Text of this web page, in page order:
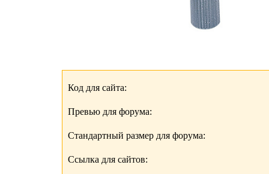
Код для сайта:
Превью для форума:
Стандартный размер для форума:
Ссылка для сайтов: